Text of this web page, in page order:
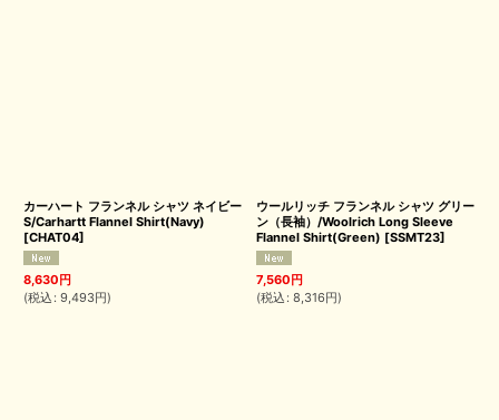
カーハート フランネル シャツ ネイビー
S/Carhartt Flannel Shirt(Navy)
[CHAT04]
8,630円
(税込 : 9,493円)
ウールリッチ フランネル シャツ グリー
ン（長袖）/Woolrich Long Sleeve
Flannel Shirt(Green) [SSMT23]
7,560円
(税込 : 8,316円)